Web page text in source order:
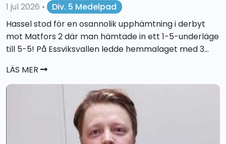
1 jul 2026 •
Div. 5 Medelpad
Hassel stod för en osannolik upphämtning i derbyt
mot Matfors 2 där man hämtade in ett 1-5-underläge
till 5-5! På Essviksvallen ledde hemmalaget med 3...
LÄS MER